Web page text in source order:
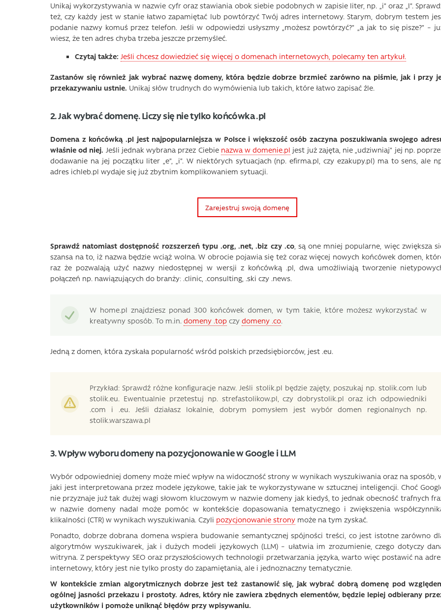
Unikaj wykorzystywania w nazwie cyfr oraz stawiania obok siebie podobnych w zapisie liter, np. „i” oraz „l”.
też, czy każdy jest w stanie łatwo zapamiętać lub powtórzyć Twój adres internetowy. Starym, dobrym testem
podanie nazwy komuś przez telefon. Jeśli w odpowiedzi usłyszmy „możesz powtórzyć?” „a jak to się pisze?” –
wiesz, że ten adres chyba trzeba jeszcze przemyśleć.
Czytaj także: Jeśli chcesz dowiedzieć się więcej o domenach internetowych, polecamy ten artykuł.
Zastanów się również jak wybrać nazwę domeny, która będzie dobrze brzmieć zarówno na piśmie, jak i przy
przekazywaniu ustnie. Unikaj słów trudnych do wymówienia lub takich, które łatwo zapisać źle.
2. Jak wybrać domenę. Liczy się nie tylko końcówka .pl
Domena z końcówką .pl jest najpopularniejsza w Polsce i większość osób zaczyna poszukiwania swojego
właśnie od niej. Jeśli jednak wybrana przez Ciebie nazwa w domenie.pl jest już zajęta, nie „udziwniaj” jej np.
dodawanie na jej początku liter „e”, „i”. W niektórych sytuacjach (np. efirma.pl, czy ezakupy.pl) ma to sens, ale
adres ichleb.pl wydaje się już zbytnim komplikowaniem sytuacji.
Zarejestruj swoją domenę
Sprawdź natomiast dostępność rozszerzeń typu .org, .net, .biz czy .co, są one mniej popularne, więc zwiększa
szansa na to, iż nazwa będzie wciąż wolna. W obrocie pojawia się też coraz więcej nowych końcówek domen,
raz że pozwalają użyć nazwy niedostępnej w wersji z końcówką .pl, dwa umożliwiają tworzenie
połączeń np. nawiązujących do branży: .clinic, .consulting, .ski czy .news.
W home.pl znajdziesz ponad 300 końcówek domen, w tym takie, które możesz wykorzystać w
kreatywny sposób. To m.in. domeny .top czy domeny .co.
Jedną z domen, która zyskała popularność wśród polskich przedsiębiorców, jest .eu.
Przykład: Sprawdź różne konfiguracje nazw. Jeśli stolik.pl będzie zajęty, poszukaj np. stolik.com lub
stolik.eu. Ewentualnie przetestuj np. strefastolikow.pl, czy dobrystolik.pl oraz ich odpowiedniki
.com i .eu. Jeśli działasz lokalnie, dobrym pomysłem jest wybór domen regionalnych np.
stolik.warszawa.pl
3. Wpływ wyboru domeny na pozycjonowanie w Google i LLM
Wybór odpowiedniej domeny może mieć wpływ na widoczność strony w wynikach wyszukiwania oraz na sposób,
jaki jest interpretowana przez modele językowe, takie jak te wykorzystywane w sztucznej inteligencji. Choć
nie przyznaje już tak dużej wagi słowom kluczowym w nazwie domeny jak kiedyś, to jednak obecność trafnych
w nazwie domeny nadal może pomóc w kontekście dopasowania tematycznego i zwiększenia
klikalności (CTR) w wynikach wyszukiwania. Czyli pozycjonowanie strony może na tym zyskać.
Ponadto, dobrze dobrana domena wspiera budowanie semantycznej spójności treści, co jest istotne zarówno
algorytmów wyszukiwarek, jak i dużych modeli językowych (LLM) – ułatwia im zrozumienie, czego dotyczy
witryna. Z perspektywy SEO oraz przyszłościowych technologii przetwarzania języka, warto więc postawić na
internetowy, który jest nie tylko prosty do zapamiętania, ale i jednoznaczny tematycznie.
W kontekście zmian algorytmicznych dobrze jest też zastanowić się, jak wybrać dobrą domenę pod
ogólnej jasności przekazu i prostoty. Adres, który nie zawiera zbędnych elementów, będzie lepiej odbierany
użytkowników i pomoże uniknąć błędów przy wpisywaniu.